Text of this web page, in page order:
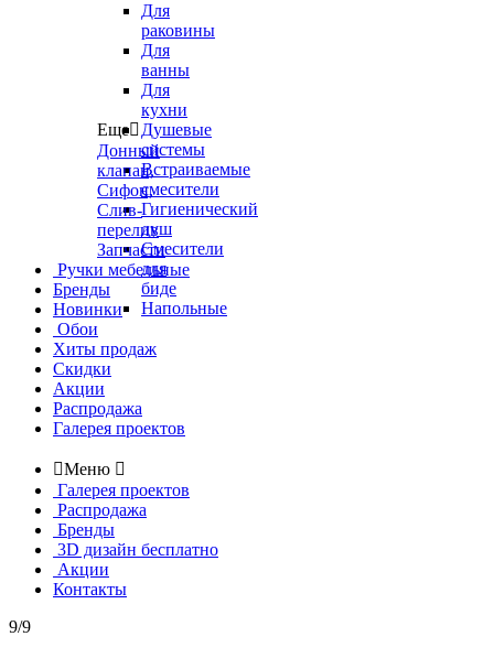
Для
раковины
Для
ванны
Для
кухни
Душевые
системы
Встраиваемые
смесители
Гигиенический
душ
Смесители
для
биде
Напольные
Еще
Донный
клапан,
Сифон,
Слив-
перелив
Запчасти
Ручки мебельные
Бренды
Новинки
Обои
Хиты продаж
Скидки
Акции
Распродажа
Галерея проектов
Меню 
Галерея проектов
Распродажа
Бренды
3D дизайн бесплатно
Акции
Контакты
9/9